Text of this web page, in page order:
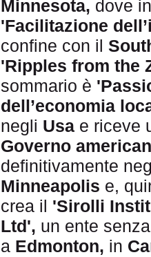
Minnesota, dove
'Facilitazione
confine con il
'Ripples from the
sommario è
dell’economia
negli Usa e riceve
Governo
definitivamente
Minneapolis e,
crea il 'Sirolli
Ltd', un ente
a Edmonton, in